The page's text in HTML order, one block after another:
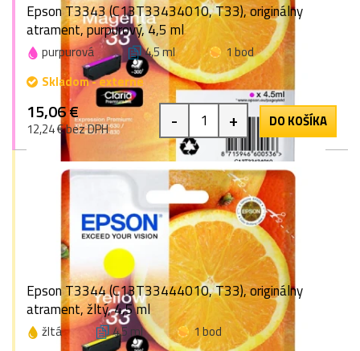
Epson T3343 (C13T33434010, T33), originálny
atrament, purpurový, 4,5 ml
purpurová 4,5 ml
1 bod
Skladom - externe
15,06 €
12,24 € bez DPH - + DO KOŠÍKA
Epson T3344 (C13T33444010, T33), originálny
atrament, žltý, 4,5 ml
žltá 4,5 ml
1 bod